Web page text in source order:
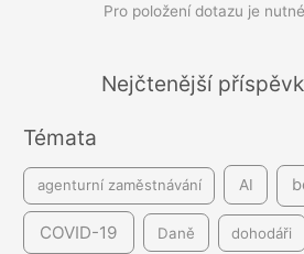
í
Pro položení dotazu je
Nejčtenější
Témata
agenturní zaměstnávání AI
COVID-19 Daně dohodáři